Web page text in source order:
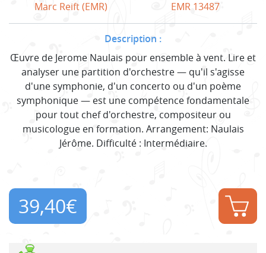
Marc Reift (EMR)
EMR 13487
Description :
Œuvre de Jerome Naulais pour ensemble à vent. Lire et
analyser une partition d'orchestre — qu'il s'agisse
d'une symphonie, d'un concerto ou d'un poème
symphonique — est une compétence fondamentale
pour tout chef d'orchestre, compositeur ou
musicologue en formation. Arrangement: Naulais
Jérôme. Difficulté : Intermédiaire.
39,40€